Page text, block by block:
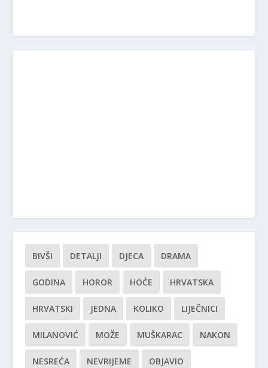
BIVŠI DETALJI DJECA DRAMA
GODINA HOROR HOĆE HRVATSKA
HRVATSKI JEDNA KOLIKO LIJEČNICI
MILANOVIĆ MOŽE MUŠKARAC NAKON
NESREĆA NEVRIJEME OBJAVIO